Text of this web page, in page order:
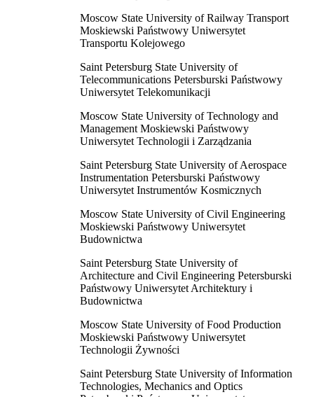
Moscow State University of Railway Transport
Moskiewski Państwowy Uniwersytet
Transportu Kolejowego
Saint Petersburg State University of
Telecommunications Petersburski Państwowy
Uniwersytet Telekomunikacji
Moscow State University of Technology and
Management Moskiewski Państwowy
Uniwersytet Technologii i Zarządzania
Saint Petersburg State University of Aerospace
Instrumentation Petersburski Państwowy
Uniwersytet Instrumentów Kosmicznych
Moscow State University of Civil Engineering
Moskiewski Państwowy Uniwersytet
Budownictwa
Saint Petersburg State University of
Architecture and Civil Engineering Petersburski
Państwowy Uniwersytet Architektury i
Budownictwa
Moscow State University of Food Production
Moskiewski Państwowy Uniwersytet
Technologii Żywności
Saint Petersburg State University of Information
Technologies, Mechanics and Optics